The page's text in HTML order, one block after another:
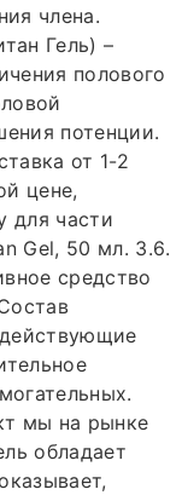
члена.
Гель) –
полового
потенции.
от 1-2
цене,
для части
Gel, 50 мл. 3.6.
средство
мы на рынке
обладает